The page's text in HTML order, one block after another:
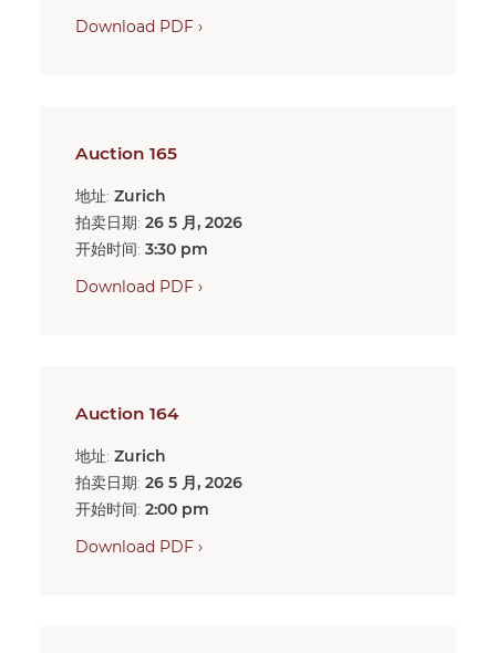
Download PDF ›
Auction 165
地址: Zurich
拍卖日期: 26 5 月, 2026
开始时间: 3:30 pm
Download PDF ›
Auction 164
地址: Zurich
拍卖日期: 26 5 月, 2026
开始时间: 2:00 pm
Download PDF ›